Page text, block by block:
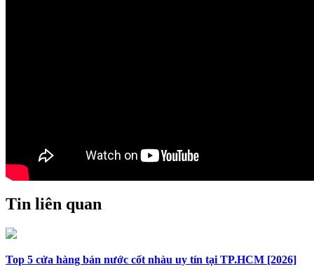
Tin liên quan
Top 5 cửa hàng bán nước cốt nhàu uy tín tại TP.HCM [2026]